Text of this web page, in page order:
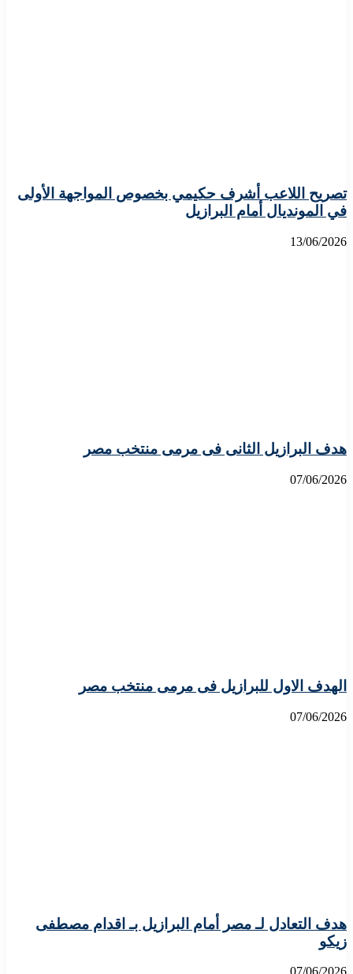
تصريح اللاعب أشرف حكيمي بخصوص المواجهة الأولى
في المونديال أمام البرازيل
13/06/2026
هدف البرازيل الثانى فى مرمى منتخب مصر
07/06/2026
الهدف الاول للبرازيل فى مرمى منتخب مصر
07/06/2026
هدف التعادل لـ مصر أمام البرازيل بـ اقدام مصطفى
زيكو